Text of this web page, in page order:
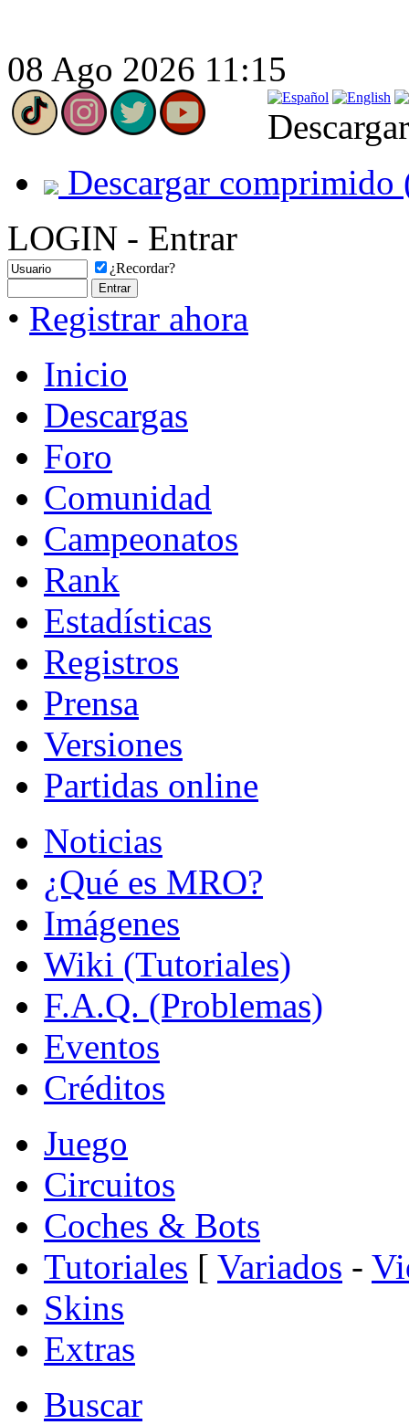
08 Ago 2026 11:15
Descargar comprimido
LOGIN - Entrar
¿Recordar?
• Registrar ahora
Inicio
Descargas
Foro
Comunidad
Campeonatos
Rank
Estadísticas
Registros
Prensa
Versiones
Partidas online
Noticias
¿Qué es MRO?
Imágenes
Wiki (Tutoriales)
F.A.Q. (Problemas)
Eventos
Créditos
Juego
Circuitos
Coches & Bots
Tutoriales [ Variados -
Skins
Extras
Buscar